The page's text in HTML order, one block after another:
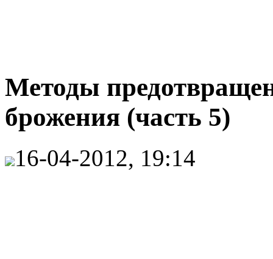
Методы
брожения (часть 5)
16-04-2012, 19:14